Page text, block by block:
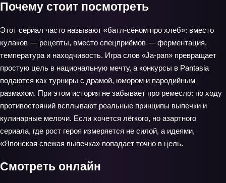
Почему стоит посмотреть
Этот сериал часто называют «батл‑сёном про хлеб»: вместо
кулаков — рецепты, вместо спецприёмов — ферментация,
температура и находчивость. Игра слов «Ja‑pan» превращает
простую цель в национальную мечту, а конкурсы в Pantasia
подаются как турниры с драмой, юмором и пародийным
размахом. При этом история не забывает про ремесло: по ходу
противостояний всплывают реальные принципы выпечки и
кулинарные мелочи. Если хочется лёгкого, но азартного
сериала, где рост героя измеряется не силой, а идеями,
«Японская свежая выпечка» попадает точно в цель.
Смотреть онлайн